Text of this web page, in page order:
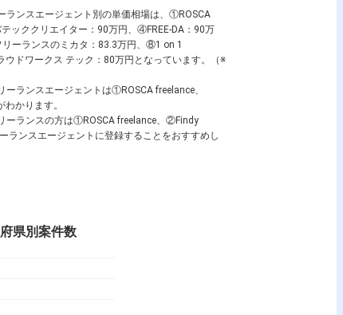
ランスエージェント別の単価相場は、①ROSCA
ッククリエイター：90万円、④FREE-DA：90万
ーランスのミカタ：83.3万円、⑧1 on 1
ドワークス テック：80万円となっています。（※
ランスエージェントは①ROSCA freelance、
かります。
ーランスの方は①ROSCA freelance、②Findy
ランスエージェントに登録することをおすすめし
県別案件数